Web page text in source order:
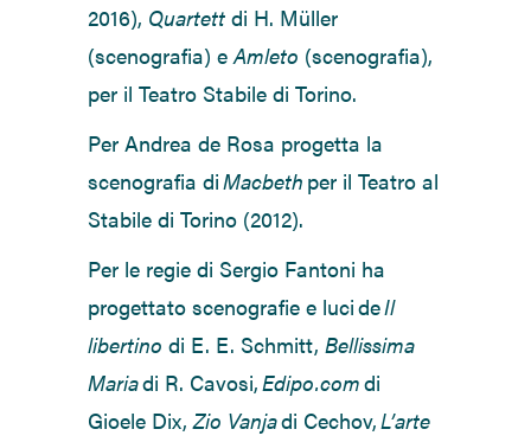
2016), Quartett di H. Müller
(scenografia) eAmleto (scenografia),
per il Teatro Stabile di Torino.
Per Andrea de Rosa progetta la
scenografia diMacbeth per il Teatro al
Stabile di Torino (2012).
Per le regie di Sergio Fantoni ha
progettato scenografie e luci deIl
libertino di E. E. Schmitt, Bellissima
Mariadi R. Cavosi,Edipo.comdi
Gioele Dix,Zio Vanjadi Cechov,L’arte